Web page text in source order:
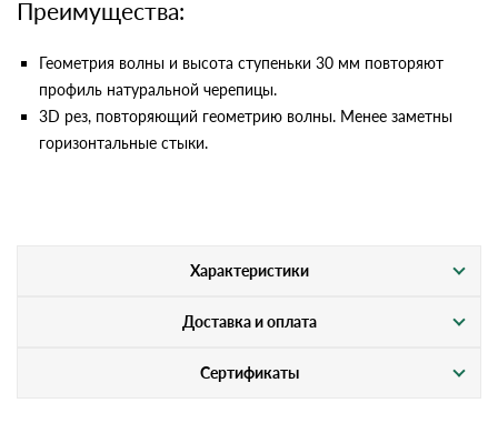
Преимущества:
Геометрия волны и высота ступеньки 30 мм повторяют
профиль натуральной черепицы.
3D рез, повторяющий геометрию волны. Менее заметны
горизонтальные стыки.
Характеристики
Доставка и оплата
Сертификаты